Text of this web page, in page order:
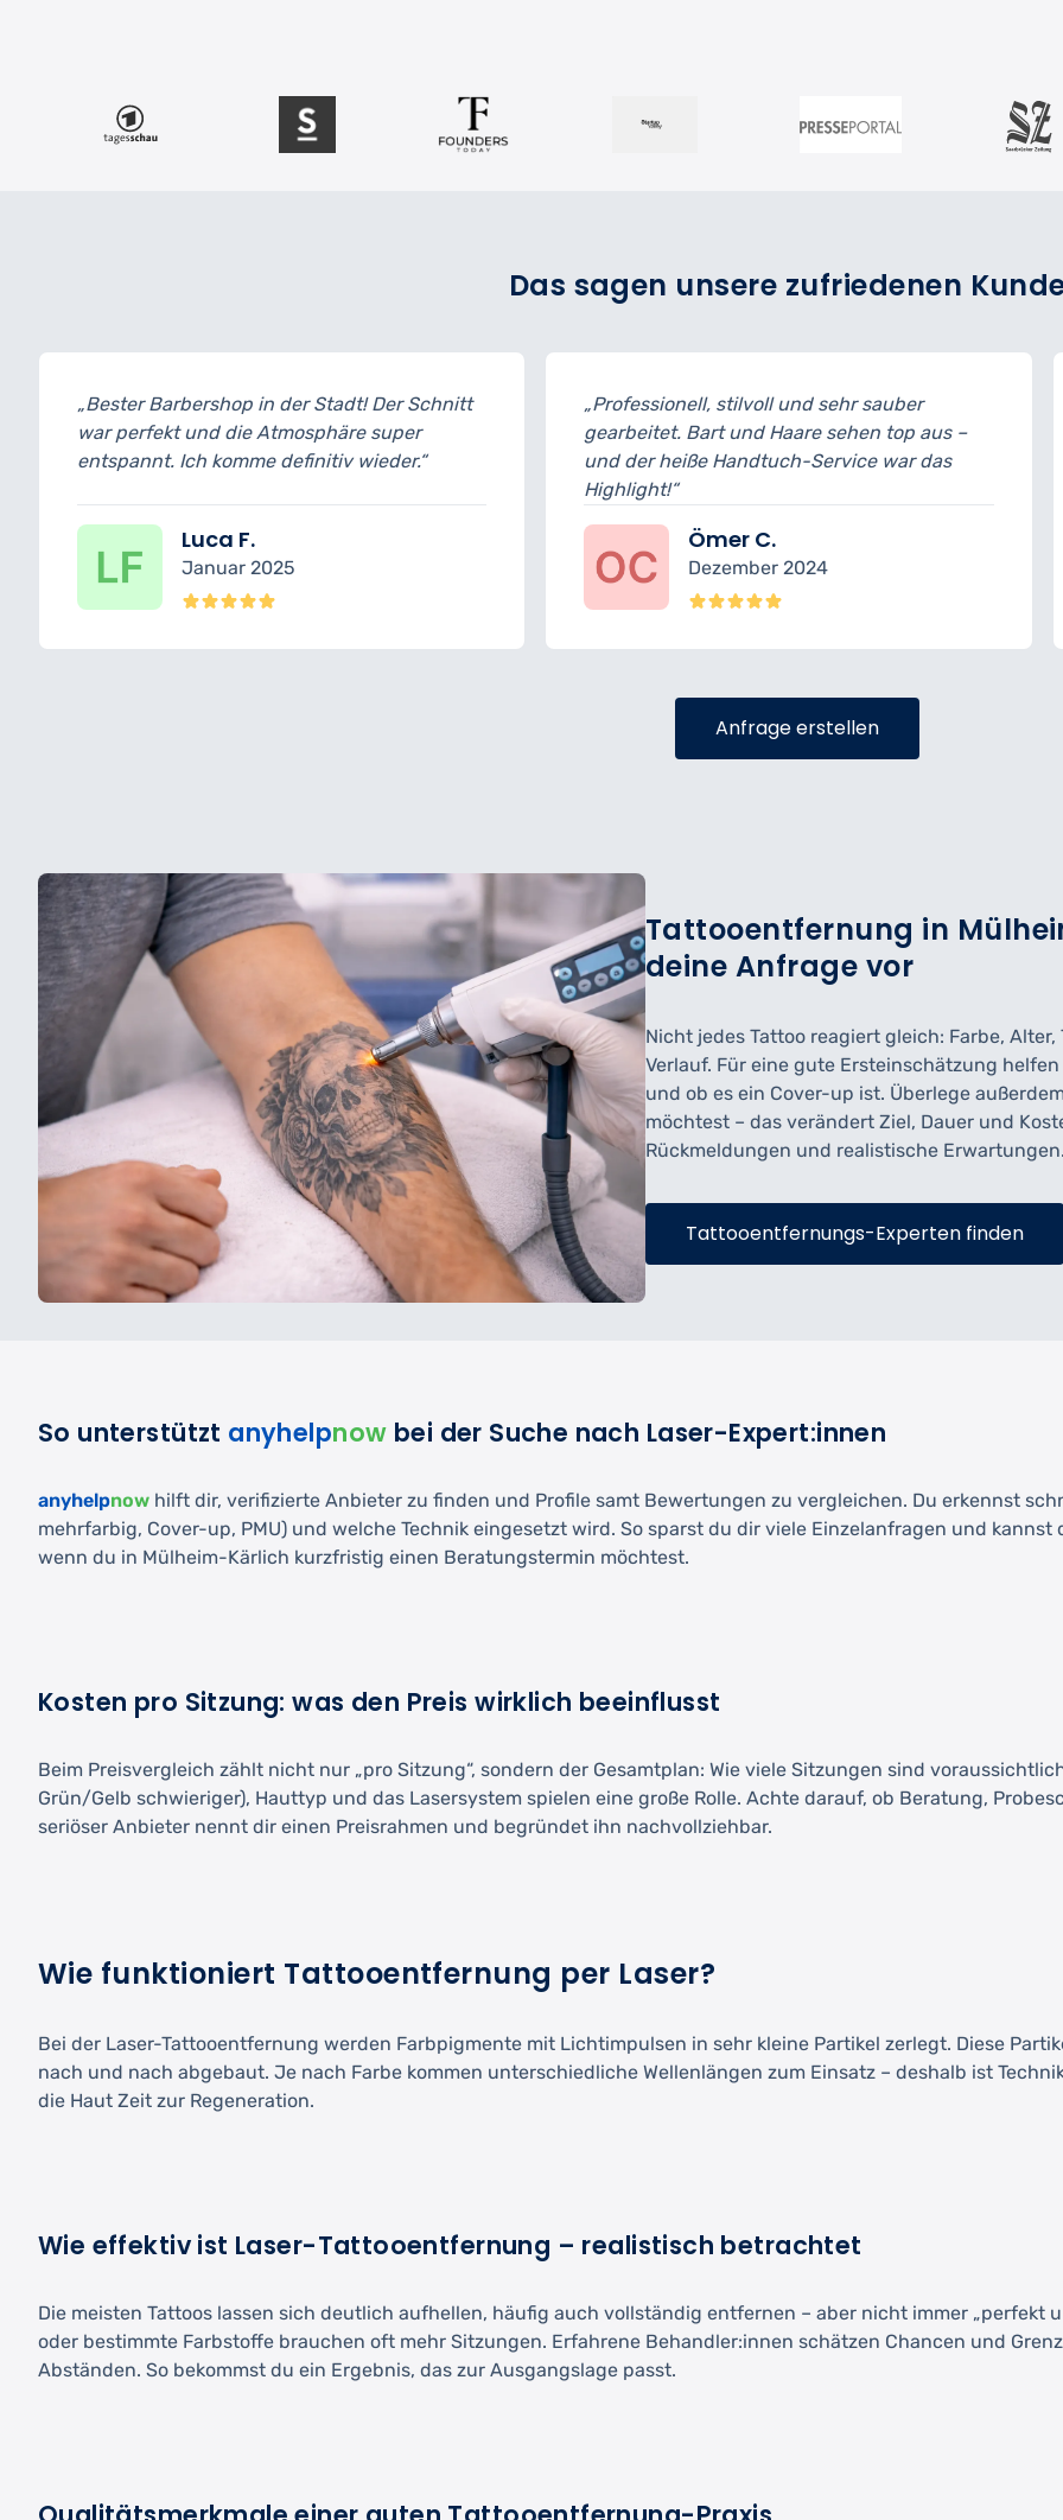
Das sagen unsere zufriedenen
der Stadt! Der Schnitt
super
definitiv wieder.“
„Professionell, stilvoll und sehr sauber
gearbeitet. Bart und Haare sehen top aus –
und der heiße Handtuch-Service war das
„Guter Schnitt, netter
Termin leicht verspätet,
Abzug. Ansonsten top
Anfrage erstellen
Tattooentfernung in
deine Anfrage vor
Nicht jedes Tattoo reagiert gleich: Farbe,
Verlauf. Für eine gute Ersteinschätzung
und ob es ein Cover-up ist. Überlege
möchtest – das verändert Ziel, Dauer und
Rückmeldungen und realistische
Tattooentfernungs-Experten finden
So unterstützt anyhelpnow bei der Suche nach Laser-Expert:innen
anyhelpnow hilft dir, verifizierte Anbieter zu finden und Profile samt Bewertungen zu vergleichen. Du erkennst
mehrfarbig, Cover-up, PMU) und welche Technik eingesetzt wird. So sparst du dir viele Einzelanfragen und
wenn du in Mülheim-Kärlich kurzfristig einen Beratungstermin möchtest.
Kosten pro Sitzung: was den Preis wirklich beeinflusst
Beim Preisvergleich zählt nicht nur „pro Sitzung“, sondern der Gesamtplan: Wie viele Sitzungen sind
Grün/Gelb schwieriger), Hauttyp und das Lasersystem spielen eine große Rolle. Achte darauf, ob Beratung,
seriöser Anbieter nennt dir einen Preisrahmen und begründet ihn nachvollziehbar.
Wie funktioniert Tattooentfernung per Laser?
Bei der Laser-Tattooentfernung werden Farbpigmente mit Lichtimpulsen in sehr kleine Partikel zerlegt. Diese
nach und nach abgebaut. Je nach Farbe kommen unterschiedliche Wellenlängen zum Einsatz – deshalb ist
die Haut Zeit zur Regeneration.
Wie effektiv ist Laser-Tattooentfernung – realistisch betrachtet
Die meisten Tattoos lassen sich deutlich aufhellen, häufig auch vollständig entfernen – aber nicht immer „perfekt
oder bestimmte Farbstoffe brauchen oft mehr Sitzungen. Erfahrene Behandler:innen schätzen Chancen und
Abständen. So bekommst du ein Ergebnis, das zur Ausgangslage passt.